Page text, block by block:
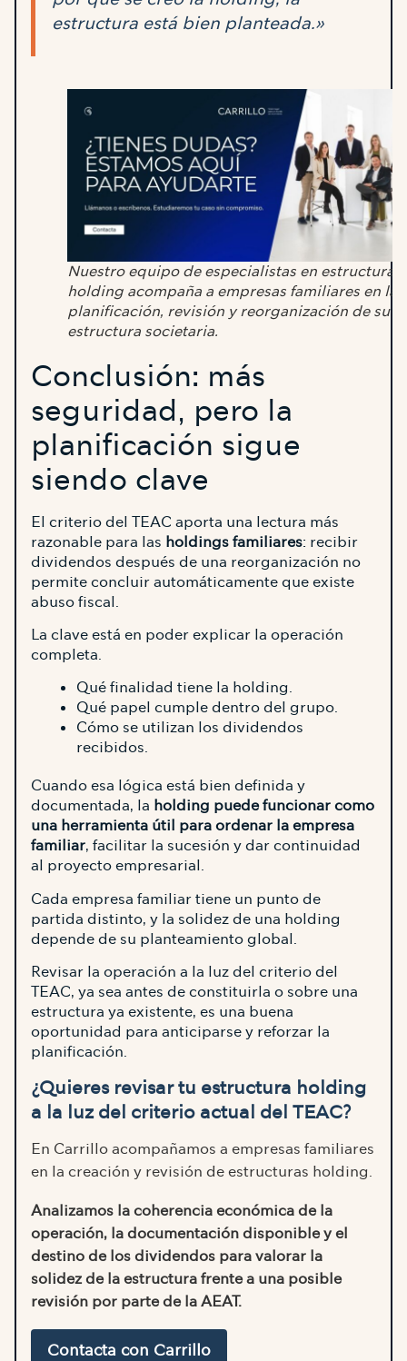
estructura está bien planteada.»
Nuestro equipo de especialistas en estructuras
holding acompaña a empresas familiares en la
planificación, revisión y reorganización de su
estructura societaria.
Conclusión: más
seguridad, pero la
planificación sigue
siendo clave
El criterio del TEAC aporta una lectura más
razonable para las holdings familiares: recibir
dividendos después de una reorganización no
permite concluir automáticamente que existe
abuso fiscal.
La clave está en poder explicar la operación
completa.
Qué finalidad tiene la holding.
Qué papel cumple dentro del grupo.
Cómo se utilizan los dividendos
recibidos.
Cuando esa lógica está bien definida y
documentada, la holding puede funcionar como
una herramienta útil para ordenar la empresa
familiar, facilitar la sucesión y dar continuidad
al proyecto empresarial.
Cada empresa familiar tiene un punto de
partida distinto, y la solidez de una holding
depende de su planteamiento global.
Revisar la operación a la luz del criterio del
TEAC, ya sea antes de constituirla o sobre una
estructura ya existente, es una buena
oportunidad para anticiparse y reforzar la
planificación.
¿Quieres revisar tu estructura holding
a la luz del criterio actual del TEAC?
En Carrillo acompañamos a empresas familiares
en la creación y revisión de estructuras holding.
Analizamos la coherencia económica de la
operación, la documentación disponible y el
destino de los dividendos para valorar la
solidez de la estructura frente a una posible
revisión por parte de la AEAT.
Contacta con Carrillo